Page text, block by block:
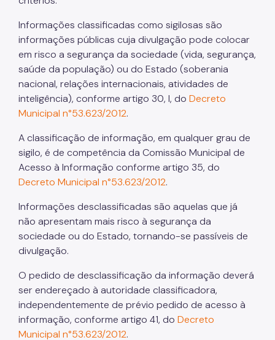
Comitês de Usuários de Praças
Quadro de Serviços
Informações classificadas como sigilosas são
informações públicas cuja divulgação pode colocar
em risco a segurança da sociedade (vida, segurança,
saúde da população) ou do Estado (soberania
nacional, relações internacionais, atividades de
inteligência), conforme artigo 30, I, do Decreto
Municipal n°53.623/2012.
A classificação de informação, em qualquer grau de
sigilo, é de competência da Comissão Municipal de
Acesso à Informação conforme artigo 35, do
Decreto Municipal n°53.623/2012.
Informações desclassificadas são aquelas que já
não apresentam mais risco à segurança da
sociedade ou do Estado, tornando-se passíveis de
divulgação.
O pedido de desclassificação da informação deverá
ser endereçado à autoridade classificadora,
independentemente de prévio pedido de acesso à
informação, conforme artigo 41, do Decreto
Municipal n°53.623/2012.